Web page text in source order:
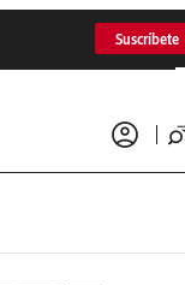
Suscríbete